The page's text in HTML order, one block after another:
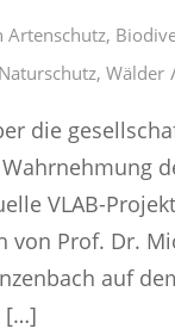
Artenschutz,
Naturschutz, Wälder
die
VLAB-
von Prof. Dr.
auf
[…]